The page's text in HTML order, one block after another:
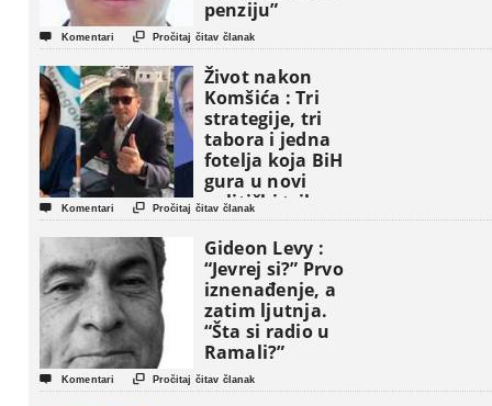
penziju”
 Komentari  Pročitaj čitav članak
Život nakon
Komšića : Tri
strategije, tri
tabora i jedna
fotelja koja BiH
gura u novi
politički triler
 Komentari  Pročitaj čitav članak
Gideon Levy :
“Jevrej si?” Prvo
iznenađenje, a
zatim ljutnja.
“Šta si radio u
Ramali?”
 Komentari  Pročitaj čitav članak